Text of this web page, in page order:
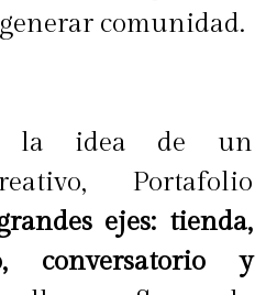
al aire libre
cruza moda y
demuestra quelas
sólo se observan,
comunidad.
la idea de un
Portafolio
ejes: tienda,
conversatorio y